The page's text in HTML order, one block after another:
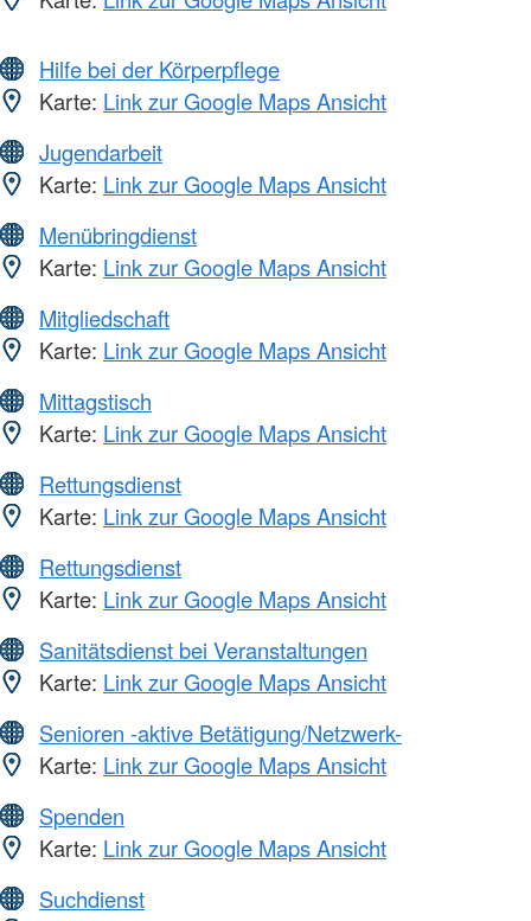
Hilfe bei der Körperpflege
Karte: Link zur Google Maps Ansicht
Jugendarbeit
Karte: Link zur Google Maps Ansicht
Menübringdienst
Karte: Link zur Google Maps Ansicht
Mitgliedschaft
Karte: Link zur Google Maps Ansicht
Mittagstisch
Karte: Link zur Google Maps Ansicht
Rettungsdienst
Karte: Link zur Google Maps Ansicht
Rettungsdienst
Karte: Link zur Google Maps Ansicht
Sanitätsdienst bei Veranstaltungen
Karte: Link zur Google Maps Ansicht
Senioren -aktive Betätigung/Netzwerk-
Karte: Link zur Google Maps Ansicht
Spenden
Karte: Link zur Google Maps Ansicht
Suchdienst